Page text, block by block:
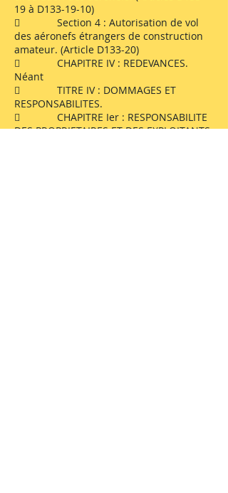
19 à D133-19-10)
 Section 4 : Autorisation de vol
des aéronefs étrangers de construction
amateur. (Article D133-20)
 CHAPITRE IV : REDEVANCES.
Néant
 TITRE IV : DOMMAGES ET
RESPONSABILITES.
 CHAPITRE Ier : RESPONSABILITE
DES PROPRIETAIRES ET DES EXPLOITANTS.